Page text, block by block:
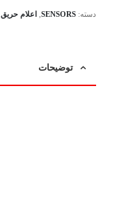
دسته: SENSORS اعلام حریق
توضیحات